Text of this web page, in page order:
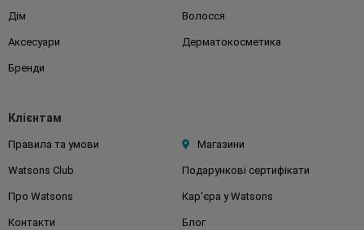
Дім Волосся
Аксесуари Дерматокосметика
Бренди
Клієнтам
Правила та умови Магазини
Watsons Club Подарункові сертифікати
Про Watsons Кар'єра у Watsons
Контакти Блог